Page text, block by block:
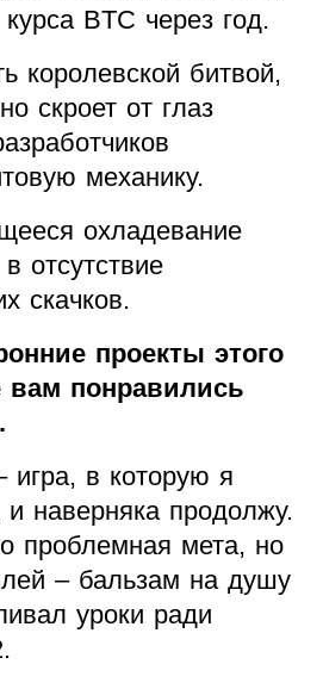
BTC через год.
королевской битвой,
скроет от глаз
механику.
охладевание
отсутствие
скачков.
проекты этого
вам понравились
игра, в которую я
и наверняка продолжу.
проблемная мета, но
– бальзам на душу
уроки ради